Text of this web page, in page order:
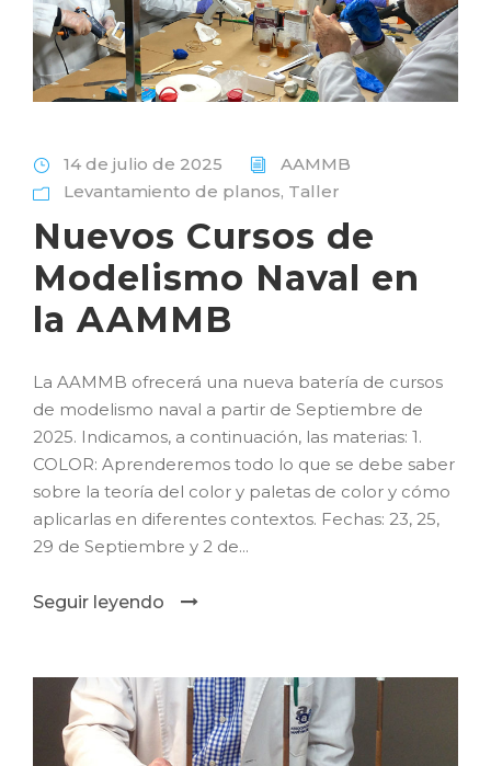
14 de julio de 2025
AAMMB
Levantamiento de planos, Taller
Nuevos Cursos de
Modelismo Naval en
la AAMMB
La AAMMB ofrecerá una nueva batería de cursos
de modelismo naval a partir de Septiembre de
2025. Indicamos, a continuación, las materias: 1.
COLOR: Aprenderemos todo lo que se debe saber
sobre la teoría del color y paletas de color y cómo
aplicarlas en diferentes contextos. Fechas: 23, 25,
29 de Septiembre y 2 de...
Seguir leyendo